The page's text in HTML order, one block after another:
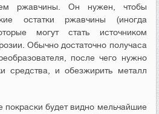
ржавчины. Он нужен, чтобы
остатки ржавчины (иногда
могут стать источником
Обычно достаточно получаса
после чего нужно
средства, и обезжирить металл
покраски будет видно мельчайшие